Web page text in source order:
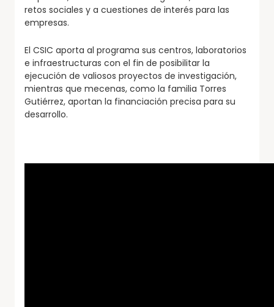
retos sociales y a cuestiones de interés para las
empresas.
El CSIC aporta al programa sus centros, laboratorios
e infraestructuras con el fin de posibilitar la
ejecución de valiosos proyectos de investigación,
mientras que mecenas, como la familia Torres
Gutiérrez, aportan la financiación precisa para su
desarrollo.